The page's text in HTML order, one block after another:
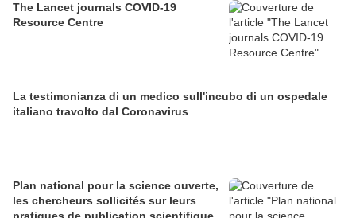
The Lancet journals COVID-19
Resource Centre
La testimonianza di un medico sull'incubo di un ospedale
italiano travolto dal Coronavirus
Plan national pour la science ouverte,
les chercheurs sollicités sur leurs